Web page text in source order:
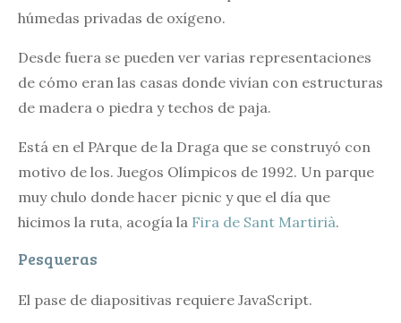
húmedas privadas de oxígeno.
Desde fuera se pueden ver varias representaciones
de cómo eran las casas donde vivían con estructuras
de madera o piedra y techos de paja.
Está en el PArque de la Draga que se construyó con
motivo de los. Juegos Olímpicos de 1992. Un parque
muy chulo donde hacer picnic y que el día que
hicimos la ruta, acogía la Fira de Sant Martirià.
Pesqueras
El pase de diapositivas requiere JavaScript.